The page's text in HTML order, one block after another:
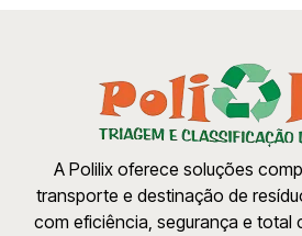
A Polilix oferece soluções
transporte e destinação de
com eficiência, segurança e total